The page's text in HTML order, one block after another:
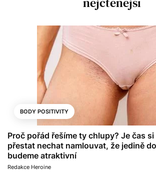
BODY POSITIVITY
Proč pořád řešíme ty chlupy? Je čas
přestat nechat namlouvat, že jedině
budeme atraktivní
Redakce Heroine